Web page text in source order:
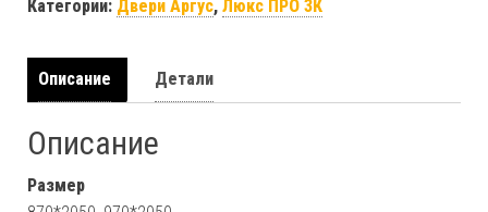
Категории: Двери Аргус, Люкс ПРО 3К
Описание Детали
Описание
Размер